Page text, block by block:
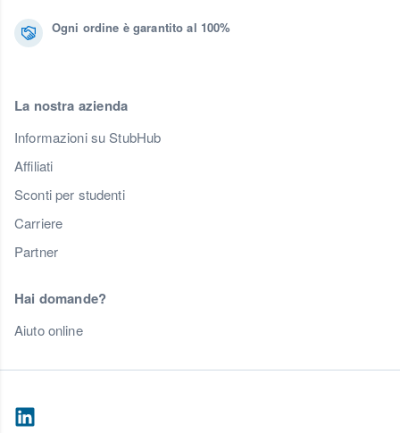
Ogni ordine è garantito al 100%
La nostra azienda
Informazioni su StubHub
Affiliati
Sconti per studenti
Carriere
Partner
Hai domande?
Aiuto online